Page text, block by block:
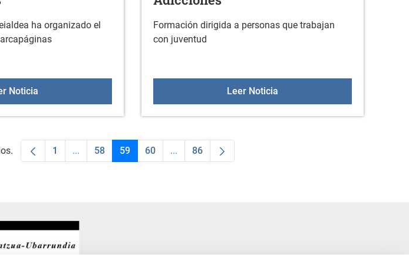
de productos
ha organizado el
Noticia
Formación dirigida a personas que trabajan
con juventud
Leer Noticia
Página
1 ...Páginas intermedias Use TAB para desplazarse.
Página
58 Página
59 Página
60 ...Páginas intermedias Use TAB para desplazarse.
Página
86